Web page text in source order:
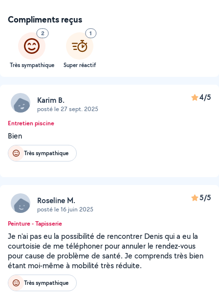
Compliments reçus
2
Très sympathique
1
Super réactif
Karim B.
posté le 27 sept. 2025
4/5
Entretien piscine
Bien
Très sympathique
Roseline M.
posté le 16 juin 2025
5/5
Peinture - Tapisserie
Je n'ai pas eu la possibilité de rencontrer Denis qui a eu la
courtoisie de me téléphoner pour annuler le rendez-vous
pour cause de problème de santé. Je comprends très bien
étant moi-même à mobilité très réduite.
Très sympathique